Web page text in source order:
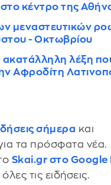
κέντρο της
μεναστευτικών
- Οκτωβρίου
ακατάλληλη λέξη
Αφροδίτη
σήμερα και
τα πρόσφατα νέα.
Skai.gr στο Google
τις ειδήσεις.